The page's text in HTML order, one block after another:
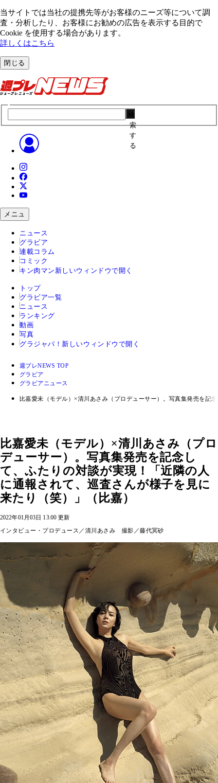
当サイトでは当社の提携先等がお客様のニーズ等について調
査・分析したり、お客様にお勧めの広告を表⽰する⽬的で
Cookie を使⽤する場合があります。
詳しくはこちら
閉じる
索
す
る
メニュ
ニュース
グラビア
連載コラム
コミック
キン肉マン 新しいウィンドウで開く
トップ
グラビア一覧
ニュース
ランキング
動画
写真
グラジャパ！ 新しいウィンドウで開く
週プレNEWS TOP
グラビア
グラビアニュース
比嘉愛未（モデル）×清川あさみ（プロデューサー）。写真集発売を記
比嘉愛未（モデル）×清川あさみ（プロ
デューサー）。写真集発売を記念し
て、ふたりの対談が実現！「近隣の人
に通報されて、巡査さんが様子を見に
来たり（笑）」（比嘉）
2022年01月03日 13:00 更新
インタビュー・プロデュース／清川あさみ 撮影／藤代冥砂